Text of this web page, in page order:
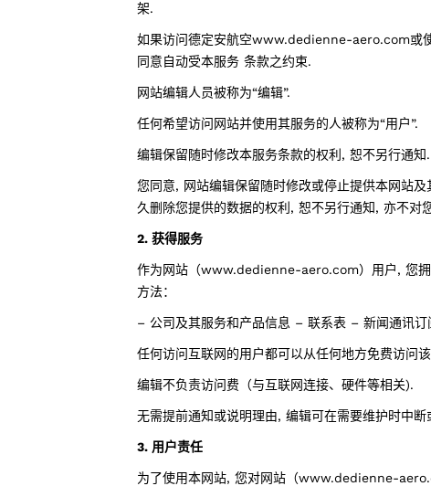
架.
如果访问德定安航空www.dedienne-aero.com或
同意自动受本服务 条款之约束.
网站编辑人员被称为“编辑”.
任何希望访问网站并使用其服务的人被称为“用户”.
编辑保留随时修改本服务条款的权利, 恕不另行通知.
您同意, 网站编辑保留随时修改或停止提供本网站
久删除您提供的数据的权利, 恕不另行通知, 亦不对
2. 获得服务
作为网站（www.dedienne-aero.com）用户, 您拥
方法：
– 公司及其服务和产品信息 – 联系表 – 新闻通讯
任何访问互联网的用户都可以从任何地方免费访问
编辑不负责访问费（与互联网连接、硬件等相关).
无需提前通知或说明理由, 编辑可在需要维护时中断
3. 用户责任
为了使用本网站, 您对网站（www.dedienne-